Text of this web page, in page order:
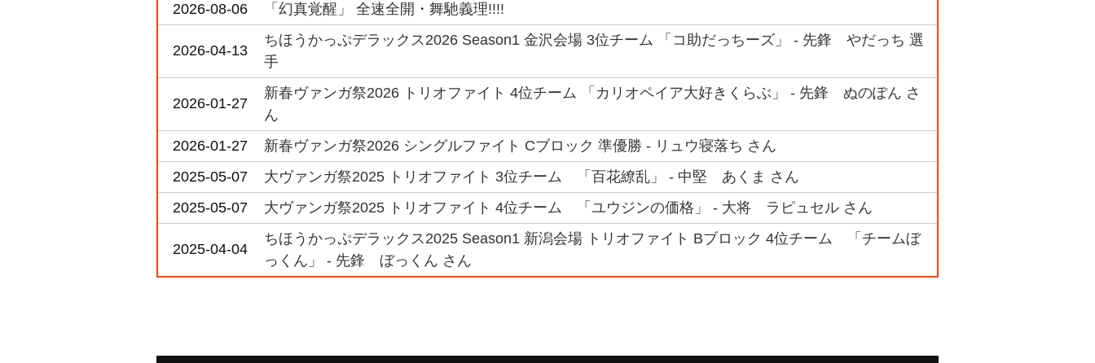
2026-08-06
「幻真覚醒」 全速全開・舞馳義理!!!!
2026-04-13
ちほうかっぷデラックス2026 Season1 金沢会場 3位チーム 「コ助だっちーズ」 - 先鋒 やだっち 選
手
2026-01-27
新春ヴァンガ祭2026 トリオファイト 4位チーム 「カリオペイア大好きくらぶ」 - 先鋒 ぬのぽん さ
ん
2026-01-27
新春ヴァンガ祭2026 シングルファイト Cブロック 準優勝 - リュウ寝落ち さん
2025-05-07
大ヴァンガ祭2025 トリオファイト 3位チーム 「百花繚乱」 - 中堅 あくま さん
2025-05-07
大ヴァンガ祭2025 トリオファイト 4位チーム 「ユウジンの価格」 - 大将 ラピュセル さん
2025-04-04
ちほうかっぷデラックス2025 Season1 新潟会場 トリオファイト Bブロック 4位チーム 「チームぼ
っくん」 - 先鋒 ぼっくん さん